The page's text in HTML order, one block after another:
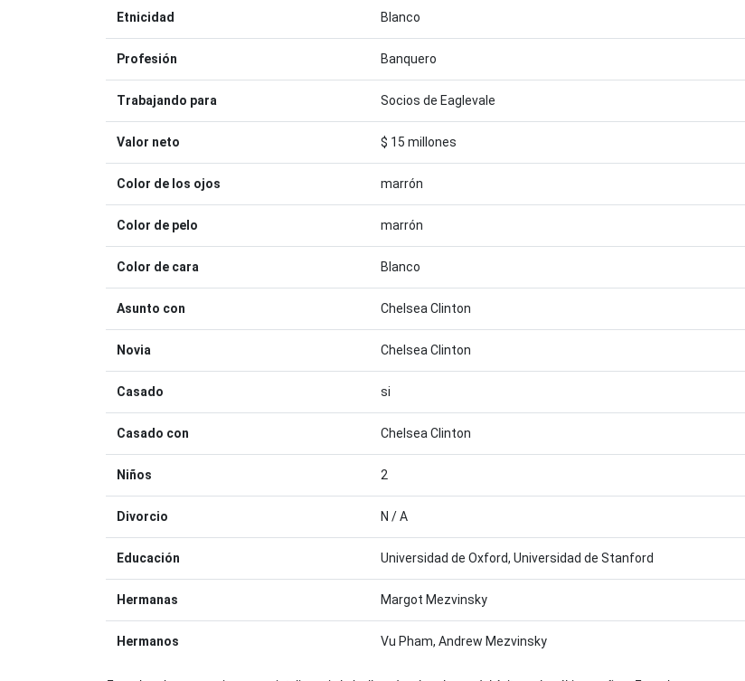
Etnicidad Blanco
Profesión Banquero
Trabajando para Socios de Eaglevale
Valor neto $ 15 millones
Color de los ojos marrón
Color de pelo marrón
Color de cara Blanco
Asunto con Chelsea Clinton
Novia Chelsea Clinton
Casado si
Casado con Chelsea Clinton
Niños 2
Divorcio N / A
Educación Universidad de Oxford, Universidad de Stanford
Hermanas Margot Mezvinsky
Hermanos Vu Pham, Andrew Mezvinsky